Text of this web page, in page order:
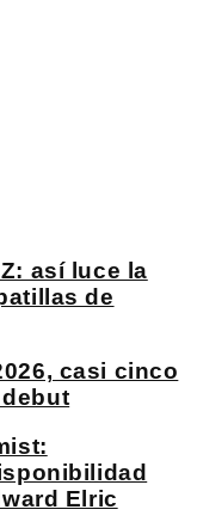
así luce la
de
casi cinco
Elric